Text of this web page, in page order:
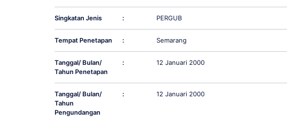
Singkatan Jenis : PERGUB
Tempat Penetapan : Semarang
Tanggal/ Bulan/
Tahun Penetapan
: 12 Januari 2000
Tanggal/ Bulan/
Tahun
Pengundangan
: 12 Januari 2000